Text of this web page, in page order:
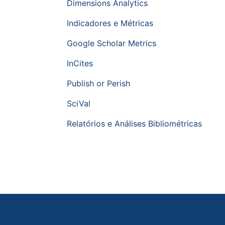
Dimensions Analytics
Indicadores e Métricas
Google Scholar Metrics
InCites
Publish or Perish
SciVal
Relatórios e Análises Bibliométricas